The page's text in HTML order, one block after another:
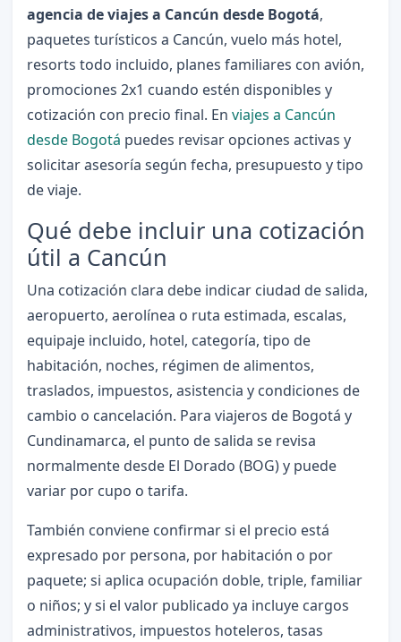
agencia de viajes a Cancún desde Bogotá,
paquetes turísticos a Cancún, vuelo más hotel,
resorts todo incluido, planes familiares con avión,
promociones 2x1 cuando estén disponibles y
cotización con precio final. En viajes a Cancún
desde Bogotá puedes revisar opciones activas y
solicitar asesoría según fecha, presupuesto y tipo
de viaje.
Qué debe incluir una cotización
útil a Cancún
Una cotización clara debe indicar ciudad de salida,
aeropuerto, aerolínea o ruta estimada, escalas,
equipaje incluido, hotel, categoría, tipo de
habitación, noches, régimen de alimentos,
traslados, impuestos, asistencia y condiciones de
cambio o cancelación. Para viajeros de Bogotá y
Cundinamarca, el punto de salida se revisa
normalmente desde El Dorado (BOG) y puede
variar por cupo o tarifa.
También conviene confirmar si el precio está
expresado por persona, por habitación o por
paquete; si aplica ocupación doble, triple, familiar
o niños; y si el valor publicado ya incluye cargos
administrativos, impuestos hoteleros, tasas